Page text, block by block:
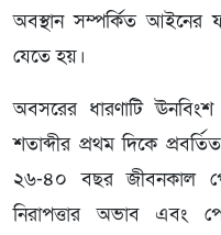
অবস্থান সম্পর্কিত আইনের
যেতে হয়।
অবসরের ধারণাটি
শতাব্দীর প্রথম দিকে
২৬-৪০ বছর জীবনকাল
নিরাপত্তার অভাব এবং